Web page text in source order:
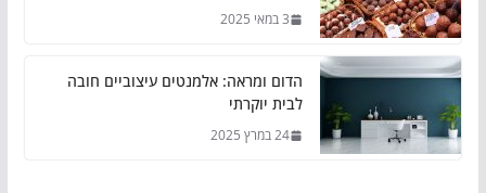
3 במאי 2025
הדום ומראה: אלמנטים עיצוביים חובה
לבית יוקרתי
24 במרץ 2025